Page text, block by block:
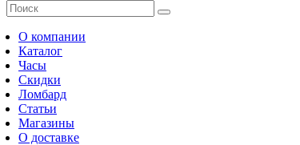
О компании
Каталог
Часы
Скидки
Ломбард
Статьи
Магазины
О доставке